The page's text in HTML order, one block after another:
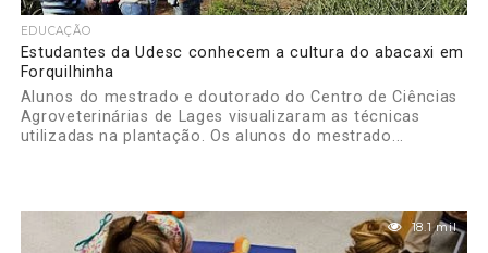
EDUCAÇÃO
Estudantes da Udesc conhecem a cultura do abacaxi em
Forquilhinha
Alunos do mestrado e doutorado do Centro de Ciências
Agroveterinárias de Lages visualizaram as técnicas
utilizadas na plantação. Os alunos do mestrado...
18.1 mil